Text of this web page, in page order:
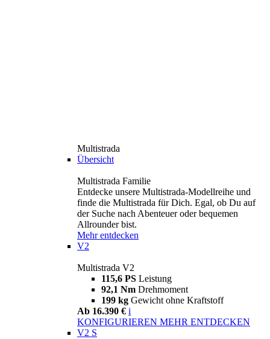
Multistrada
Übersicht
Multistrada Familie
Entdecke unsere Multistrada-Modellreihe und
finde die Multistrada für Dich. Egal, ob Du auf
der Suche nach Abenteuer oder bequemen
Allrounder bist.
Mehr entdecken
V2
Multistrada V2
115,6 PS Leistung
92,1 Nm Drehmoment
199 kg Gewicht ohne Kraftstoff
Ab 16.390 € i
KONFIGURIEREN MEHR ENTDECKEN
V2 S